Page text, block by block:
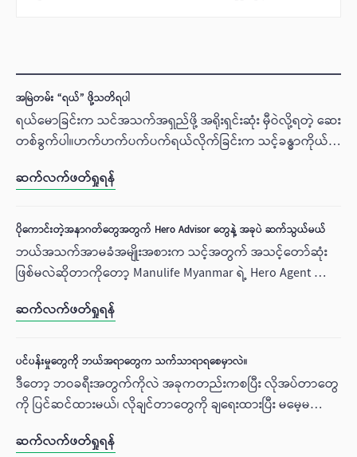
အမြဲတမ်း “ရယ်” ဖို့သတိရပါ
ရယ်မောခြင်းက သင်အသက်အရှည်ဖို့ အရိုးရှင်းဆုံး မှီဝဲလို့ရတဲ့ ဆေး
တစ်ခွက်ပါ။ဟက်ဟက်ပက်ပက်ရယ်လိုက်ခြင်းက သင့်ခန္ဓာကိုယ်
စိတ်ဖိစီးမှု တွေ၊ စိတ်ရဲ့ နာကျင်မှုတွေကို ကုစားဖို့ အကောင်းဆုံး
ဆက်လက်ဖတ်ရှုရန်
ပိုကောင်းတဲ့အနာဂတ်တွေအတွက် Hero Advisor တွေနဲ့ အခုပဲ ဆက်သွယ်မယ်
ဘယ်အသက်အာမခံအမျိုးအစားက သင့်အတွက် အသင့်တော်ဆုံး
ဖြစ်မလဲဆိုတာကိုတော့ Manulife Myanmar ရဲ့ Hero Agent တွေ
ဖို့အသင့်ဖြစ်နေပါပြီ။
ဆက်လက်ဖတ်ရှုရန်
ပင်ပန်းမှုတွေကို ဘယ်အရာတွေက သက်သာရာရစေမှာလဲ။
ဒီတော့ ဘဝခရီးအတွက်ကိုလဲ အခုကတည်းကစပြီး လိုအပ်တာတွေ
ကို ပြင်ဆင်ထားမယ်၊ လိုချင်တာတွေကို ချရေးထားပြီး မမေ့မလျော့
တတ်နိုင်သမျှ လျှော့ချနိုင်မှာမလွဲမသေပါဘဲ။
ဆက်လက်ဖတ်ရှုရန်